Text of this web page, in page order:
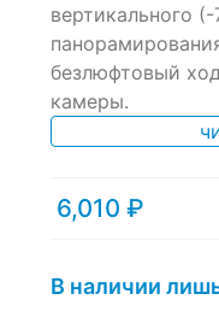
вертикального
безлюфтовый
камеры.
6,010 ₽
В наличии